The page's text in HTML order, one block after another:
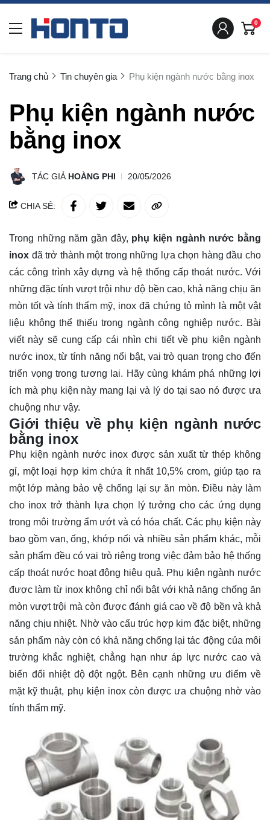
0
Trang chủ Tin chuyên gia Phụ kiện ngành nước bằng inox
Phụ kiện ngành nước
bằng inox
TÁC GIẢ HOÀNG PHI 20/05/2026
CHIA SẺ:
Trong những năm gần đây, phụ kiện ngành nước bằng
inox đã trở thành một trong những lựa chọn hàng đầu cho
các công trình xây dựng và hệ thống cấp thoát nước. Với
những đặc tính vượt trội như độ bền cao, khả năng chịu ăn
mòn tốt và tính thẩm mỹ, inox đã chứng tỏ mình là một vật
liệu không thể thiếu trong ngành công nghiệp nước. Bài
viết này sẽ cung cấp cái nhìn chi tiết về phụ kiện ngành
nước inox, từ tính năng nổi bật, vai trò quan trọng cho đến
triển vọng trong tương lai. Hãy cùng khám phá những lợi
ích mà phụ kiện này mang lại và lý do tại sao nó được ưa
chuộng như vậy.
Giới thiệu về phụ kiện ngành nước
bằng inox
Phụ kiện ngành nước inox được sản xuất từ thép không
gỉ, một loại hợp kim chứa ít nhất 10,5% crom, giúp tạo ra
một lớp màng bảo vệ chống lại sự ăn mòn. Điều này làm
cho inox trở thành lựa chọn lý tưởng cho các ứng dụng
trong môi trường ẩm ướt và có hóa chất. Các phụ kiện này
bao gồm van, ống, khớp nối và nhiều sản phẩm khác, mỗi
sản phẩm đều có vai trò riêng trong việc đảm bảo hệ thống
cấp thoát nước hoạt động hiệu quả. Phụ kiện ngành nước
được làm từ inox không chỉ nổi bật với khả năng chống ăn
mòn vượt trội mà còn được đánh giá cao về độ bền và khả
năng chịu nhiệt. Nhờ vào cấu trúc hợp kim đặc biệt, những
sản phẩm này còn có khả năng chống lại tác động của môi
trường khắc nghiệt, chẳng hạn như áp lực nước cao và
biến đổi nhiệt độ đột ngột. Bên cạnh những ưu điểm về
mặt kỹ thuật, phụ kiện inox còn được ưa chuộng nhờ vào
tính thẩm mỹ.